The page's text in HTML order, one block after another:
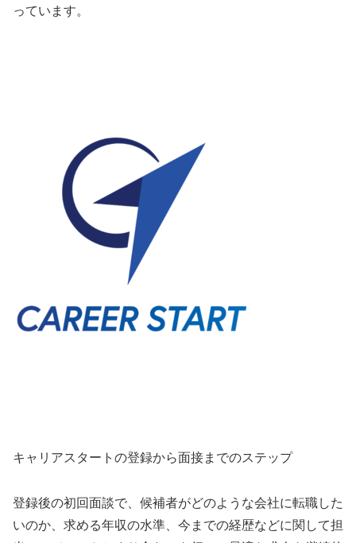
っています。
キャリアスタートの登録から面接までのステップ
登録後の初回面談で、候補者がどのような会社に転職した
いのか、求める年収の水準、今までの経歴などに関して担